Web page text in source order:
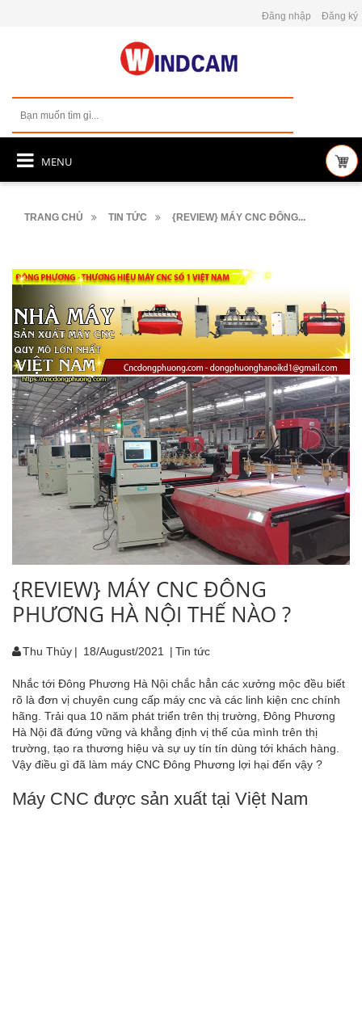
Đăng nhập Đăng ký
MENU
TRANG CHỦ TIN TỨC {REVIEW} MÁY CNC ĐÔNG...
{REVIEW} MÁY CNC ĐÔNG
PHƯƠNG HÀ NỘI THẾ NÀO ?
Thu Thủy | 18/August/2021 | Tin tức
Nhắc tới Đông Phương Hà Nội chắc hẳn các xưởng mộc đều biết
rõ là đơn vị chuyên cung cấp máy cnc và các linh kiện cnc chính
hãng. Trải qua 10 năm phát triển trên thị trường, Đông Phương
Hà Nội đã đứng vững và khẳng định vị thế của mình trên thị
trường, tạo ra thương hiệu và sự uy tín tín dùng tới khách hàng.
Vậy điều gì đã làm máy CNC Đông Phương lợi hại đến vậy ?
Máy CNC được sản xuất tại Việt Nam